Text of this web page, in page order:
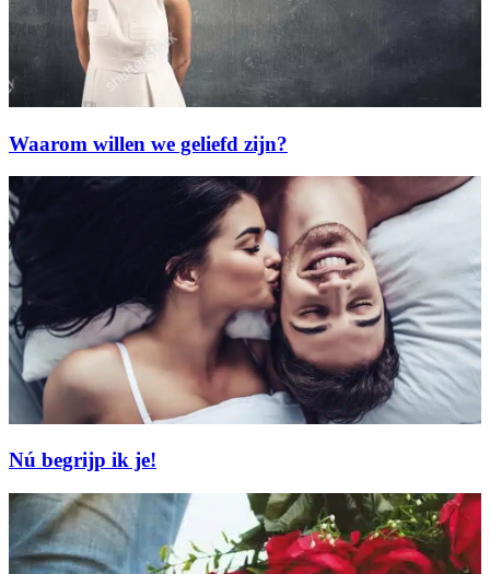
Waarom willen we geliefd zijn?
Nú begrijp ik je!